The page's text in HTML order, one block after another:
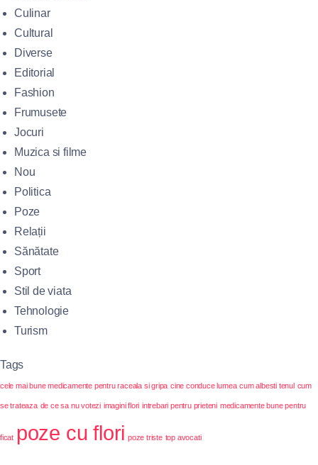
Culinar
Cultural
Diverse
Editorial
Fashion
Frumusete
Jocuri
Muzica si filme
Nou
Politica
Poze
Relații
Sănătate
Sport
Stil de viata
Tehnologie
Turism
Tags
cele mai bune medicamente pentru raceala si gripa cine conduce lumea cum albesti tenul cum
se trateaza de ce sa nu votezi imagini flori intrebari pentru prieteni medicamente bune pentru
ficat poze cu flori poze triste top avocati